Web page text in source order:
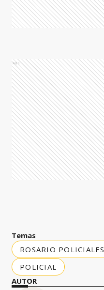
Ads
Temas
ROSARIO POLICIALES
POLICIAL
AUTOR